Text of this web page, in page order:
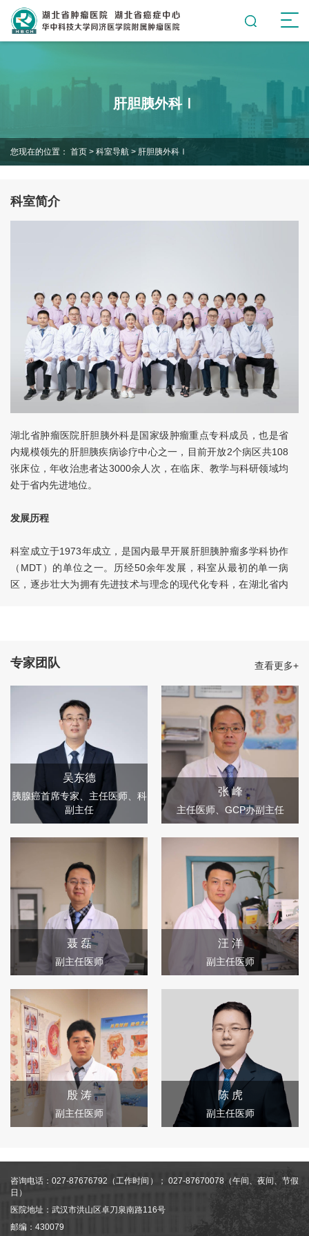
肝胆胰外科Ⅰ
您现在的位置： 首页 > 科室导航 > 肝胆胰外科Ⅰ
科室简介
湖北省肿瘤医院肝胆胰外科是国家级肿瘤重点专科成员，也是省
内规模领先的肝胆胰疾病诊疗中心之一，目前开放2个病区共108
张床位，年收治患者达3000余人次，在临床、教学与科研领域均
处于省内先进地位。
发展历程
科室成立于1973年成立，是国内最早开展肝胆胰肿瘤多学科协作
（MDT）的单位之一。历经50余年发展，科室从最初的单一病
区，逐步壮大为拥有先进技术与理念的现代化专科，在湖北省内
在吴东德主任的带领下，科室已形成一支技术精湛、责任心强的
高水平医疗团队，是湖北省青年文明岗。团队现有主任医师2人、
副主任医师9人，且所有医师均为硕博以上学历（含博士后1
人），涵盖肝脏外科、胆道外科、胰腺外科、介入治疗及超声治
疗等多个亚专业方向，人才梯队结构合理，技术力量雄厚。
技术特色
科室常规开展各类肝胆胰肿瘤高难度手术，包括复杂肝癌切除
术、胰十二指肠切除术、胆管癌根治术、达芬奇机器人辅助手
在肝癌、胆管癌、胰腺癌等核心病种的诊疗中，科室尤为突出转
化治疗与术后辅助治疗的系统性应用，形成了一套从术前转化、
精准手术到术后辅助、全程管理的完整治疗理念，显著提升了中
晚期肿瘤患者的手术切除率与长期生存率。
科室高度重视临床研究与创新，累计承担50余项肝胆胰肿瘤相关
的临床研究项目，涵盖新药临床试验、诊疗技术探索、预后观察
研究等多个方向，研究成果直接推动临床诊疗水平的持续提升，
为患者提供前沿的治疗选择。在Nature、JAMA等世界TOP系列刊
物上发表多篇文章，获得省科学进步二等奖（排名第二）。
设备与理念(理念写的不全面
统、ICG清除率检测仪等一系列先进医疗设备，为精准诊疗提供坚
实保障。团队以“病友为中心”，在国内率先倡导并实践肝癌
NED（无瘤生存）治疗理念，致力于让晚期肝胆恶性肿瘤患者实
现“无痛无瘤生存”的目标，让肝胆胰恶性肿瘤综合治疗水平再上新
台阶。
专家团队 查看更多+
吴东德
胰腺癌首席专家、主任医师、科
副主任
张 峰
主任医师、GCP办副主任
聂 磊
副主任医师
汪 洋
副主任医师
殷 涛
副主任医师
陈 虎
副主任医师
咨询电话：027-87676792（工作时间）； 027-87670078（午间、夜间、节假
日）
医院地址：武汉市洪山区卓刀泉南路116号
邮编：430079